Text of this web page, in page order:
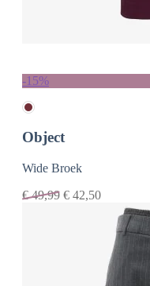
-15%
Object
Wide Broek
€49,99 € 42,50